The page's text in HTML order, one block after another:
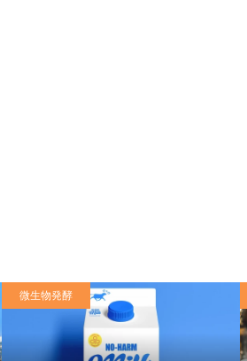
微生物発酵